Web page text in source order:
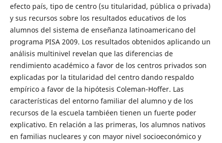
efecto país, tipo de centro (su titularidad, pública o privada)
y sus recursos sobre los resultados educativos de los
alumnos del sistema de enseñanza latinoamericano del
programa PISA 2009. Los resultados obtenidos aplicando un
análisis multinivel revelan que las diferencias de
rendimiento académico a favor de los centros privados son
explicadas por la titularidad del centro dando respaldo
empírico a favor de la hipótesis Coleman-Hoffer. Las
características del entorno familiar del alumno y de los
recursos de la escuela tambiéen tienen un fuerte poder
explicativo. En relación a las primeras, los alumnos nativos
en familias nucleares y con mayor nivel socioeconómico y